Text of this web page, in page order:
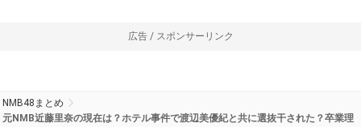
広告 / スポンサーリンク
NMB48まとめ
元NMB近藤里奈の現在は？ホテル事件で渡辺美優紀と共に選抜干された？卒業理